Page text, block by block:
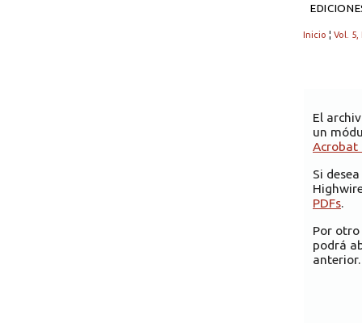
Inicio ¦ Vol. 5,
El
un
Acrobat
Si
PDFs.
Por otro
podrá
anterior.